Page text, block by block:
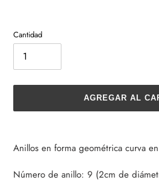
Cantidad
AGREGAR AL
producto
tu
Anillos en forma geométrica curva
Número de anillo: 9 (2cm de